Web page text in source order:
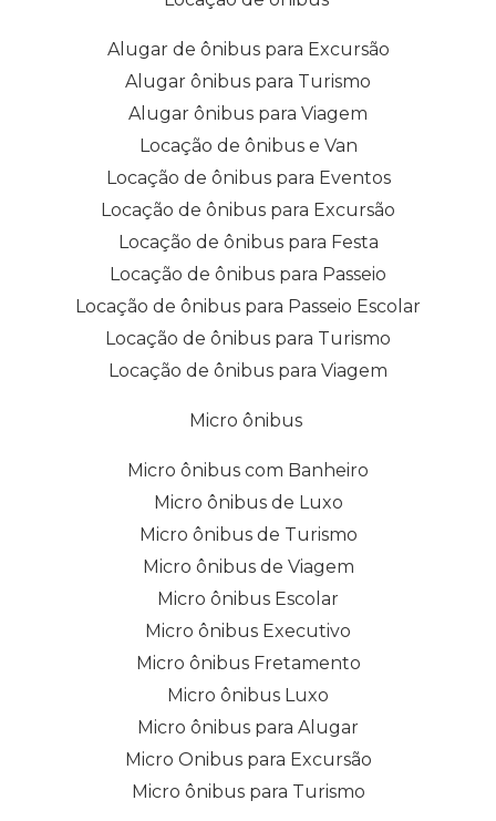
Alugar de ônibus para Excursão
Alugar ônibus para Turismo
Alugar ônibus para Viagem
Locação de ônibus e Van
Locação de ônibus para Eventos
Locação de ônibus para Excursão
Locação de ônibus para Festa
Locação de ônibus para Passeio
Locação de ônibus para Passeio Escolar
Locação de ônibus para Turismo
Locação de ônibus para Viagem
Micro ônibus
Micro ônibus com Banheiro
Micro ônibus de Luxo
Micro ônibus de Turismo
Micro ônibus de Viagem
Micro ônibus Escolar
Micro ônibus Executivo
Micro ônibus Fretamento
Micro ônibus Luxo
Micro ônibus para Alugar
Micro Onibus para Excursão
Micro ônibus para Turismo